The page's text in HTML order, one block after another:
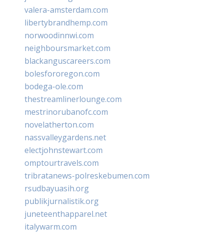
valera-amsterdam.com
libertybrandhemp.com
norwoodinnwi.com
neighboursmarket.com
blackanguscareers.com
bolesfororegon.com
bodega-ole.com
thestreamlinerlounge.com
mestrinorubanofc.com
novelatherton.com
nassvalleygardens.net
electjohnstewart.com
omptourtravels.com
tribratanews-polreskebumen.com
rsudbayuasih.org
publikjurnalistik.org
juneteenthapparel.net
italywarm.com